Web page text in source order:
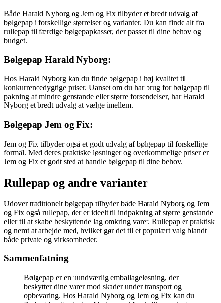
Både Harald Nyborg og Jem og Fix tilbyder et bredt udvalg af
bølgepap i forskellige størrelser og varianter. Du kan finde alt fra
rullepap til færdige bølgepapkasser, der passer til dine behov og
budget.
Bølgepap Harald Nyborg:
Hos Harald Nyborg kan du finde bølgepap i høj kvalitet til
konkurrencedygtige priser. Uanset om du har brug for bølgepap til
pakning af mindre genstande eller større forsendelser, har Harald
Nyborg et bredt udvalg at vælge imellem.
Bølgepap Jem og Fix:
Jem og Fix tilbyder også et godt udvalg af bølgepap til forskellige
formål. Med deres praktiske løsninger og overkommelige priser er
Jem og Fix et godt sted at handle bølgepap til dine behov.
Rullepap og andre varianter
Udover traditionelt bølgepap tilbyder både Harald Nyborg og Jem
og Fix også rullepap, der er ideelt til indpakning af større genstande
eller til at skabe beskyttende lag omkring varer. Rullepap er praktisk
og nemt at arbejde med, hvilket gør det til et populært valg blandt
både private og virksomheder.
Sammenfatning
Bølgepap er en uundværlig emballageløsning, der
beskytter dine varer mod skader under transport og
opbevaring. Hos Harald Nyborg og Jem og Fix kan du